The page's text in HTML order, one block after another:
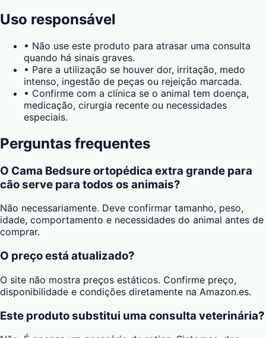
Uso responsável
• Não use este produto para atrasar uma consulta
quando há sinais graves.
• Pare a utilização se houver dor, irritação, medo
intenso, ingestão de peças ou rejeição marcada.
• Confirme com a clínica se o animal tem doença,
medicação, cirurgia recente ou necessidades
especiais.
Perguntas frequentes
O Cama Bedsure ortopédica extra grande para
cão serve para todos os animais?
Não necessariamente. Deve confirmar tamanho, peso,
idade, comportamento e necessidades do animal antes de
comprar.
O preço está atualizado?
O site não mostra preços estáticos. Confirme preço,
disponibilidade e condições diretamente na Amazon.es.
Este produto substitui uma consulta veterinária?